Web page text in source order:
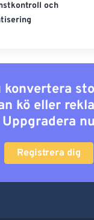
och
konvertera
kö eller
Uppgradera nu
Registrera dig